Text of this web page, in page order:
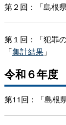
第２回：「島根
第１回：「犯罪
「集計結果」
令和６年度
第11回：「島根